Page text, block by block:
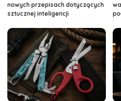
nowych przepisach dotyczących
sztucznej inteligencji